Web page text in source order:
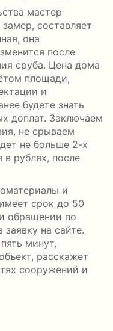
мастер
составляет
она
после
сруба. Цена дома
площади,
и
будете знать
доплат. Заключаем
не срываем
не больше 2-х
в рублях, после
и
срок до 50
обращении по
на сайте.
минут,
расскажет
сооружений и